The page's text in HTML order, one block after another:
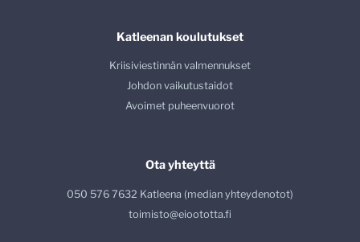
Katleenan koulutukset
Kriisiviestinnän valmennukset
Johdon vaikutustaidot
Avoimet puheenvuorot
Ota yhteyttä
050 576 7632 Katleena (median yhteydenotot)
toimisto@eioototta.fi